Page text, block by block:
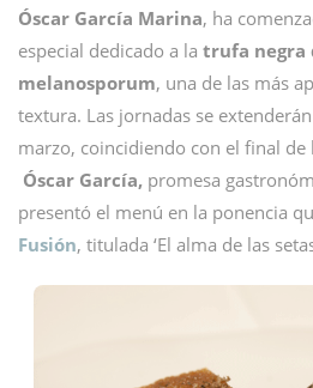
Óscar García Marina, ha
especial dedicado a la trufa negra
melanosporum, una de las más
textura. Las jornadas se
marzo, coincidiendo con el final de
Óscar García, promesa
presentó el menú en la ponencia
Fusión, titulada ‘El alma de las